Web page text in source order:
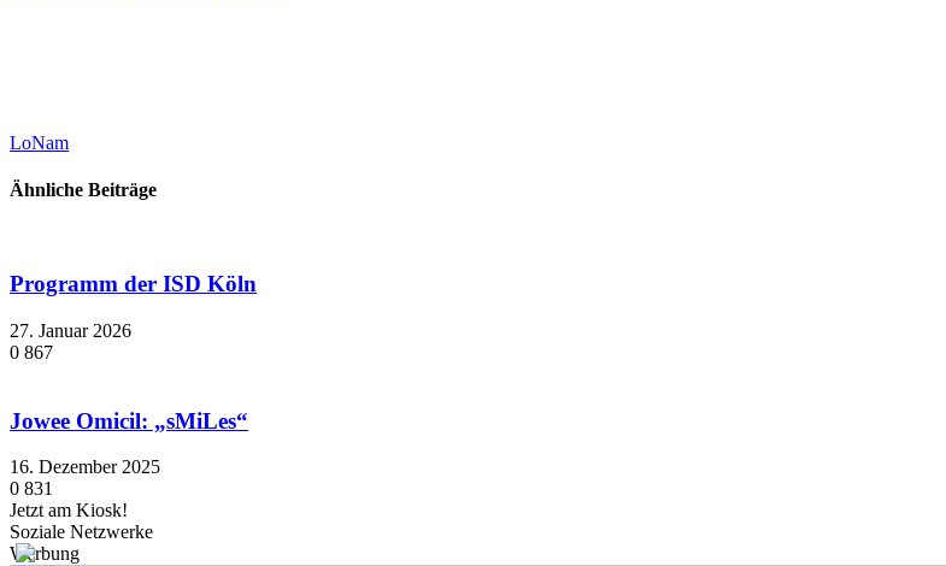
LoNam
Ähnliche Beiträge
Programm der ISD Köln
27. Januar 2026
0 867
Jowee Omicil: „sMiLes“
16. Dezember 2025
0 831
Jetzt am Kiosk!
Soziale Netzwerke
Werbung